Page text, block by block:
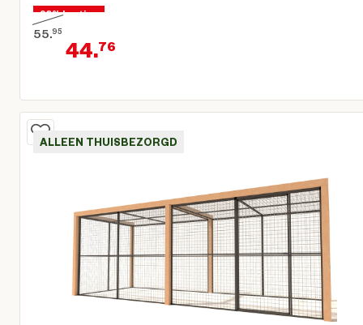
20% korting
55.95
Oorspronkelijke prijs € 55,95
44.76
Huidige prijs € 44,76
ALLEEN THUISBEZORGD